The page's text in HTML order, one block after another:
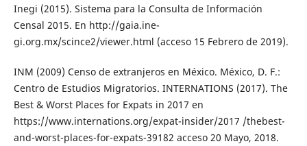
Inegi (2015). Sistema para la Consulta de In­formación
Censal 2015. En http://gaia.ine­
gi.org.mx/scince2/viewer.html (acceso 15 Febrero de 2019).
INM (2009) Censo de extranjeros en México. Mé­xico, D. F.:
Centro de Estudios Migratorios. INTERNATIONS (2017). The
Best & Worst Pla­ces for Expats in 2017 en
https://www.internations.org/expat-insider/2017 /the­best-
and-worst-places-for-expats-39182 acceso 20 Mayo, 2018.